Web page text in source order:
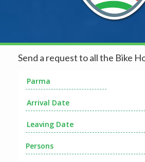
Send a request to all the Bike
Persons